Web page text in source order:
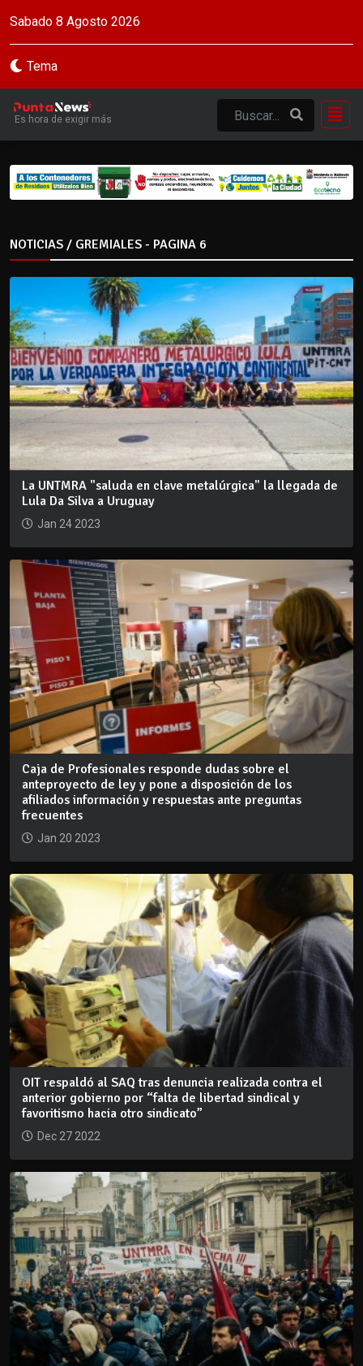
Sabado 8 Agosto 2026
Tema
Es hora de exigir más
NOTICIAS / GREMIALES - PAGINA 6
La UNTMRA "saluda en clave metalúrgica" la llegada de
Lula Da Silva a Uruguay
Jan 24 2023
Caja de Profesionales responde dudas sobre el
anteproyecto de ley y pone a disposición de los
afiliados información y respuestas ante preguntas
frecuentes
Jan 20 2023
OIT respaldó al SAQ tras denuncia realizada contra el
anterior gobierno por “falta de libertad sindical y
favoritismo hacia otro sindicato”
Dec 27 2022